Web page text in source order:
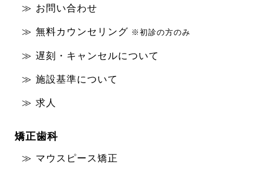
お問い合わせ
無料カウンセリング ※初診の方のみ
遅刻・キャンセルについて
施設基準について
求人
矯正歯科
マウスピース矯正